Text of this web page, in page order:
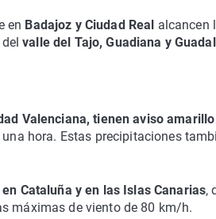
en Badajoz y Ciudad Real alcancen
delvalle del Tajo, Guadiana y
Valenciana, tienen aviso amarillo
hora. Estas precipitaciones
Cataluña y en las Islas Canarias,
máximas de viento de 80 km/h.